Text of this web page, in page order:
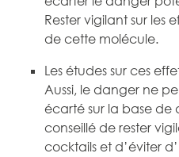
Rester vigilant sur les
de cette molécule.
Les études sur ces
Aussi, le danger ne
écarté sur la base de
conseillé de rester
cocktails et d’éviter